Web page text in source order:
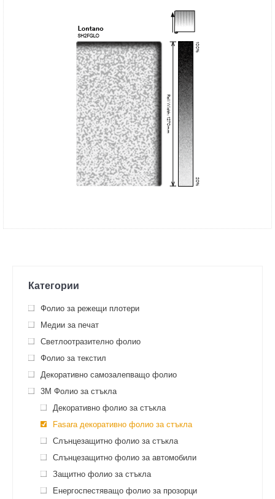
Категории
Фолио за режещи плотери
Медии за печат
Светлоотразително фолио
Фолио за текстил
Декоративно самозалепващо фолио
3M Фолио за стъкла
Декоративно фолио за стъкла
Fasara декоративно фолио за стъкла
Слънцезащитно фолио за стъкла
Слънцезащитно фолио за автомобили
Защитно фолио за стъкла
Енергоспестяващо фолио за прозорци